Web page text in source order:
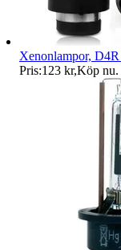
Xenonlampor,
Pris:123 kr,Köp nu.